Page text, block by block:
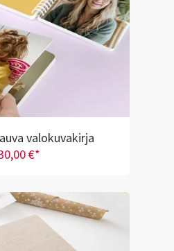
valokuvakirja
€*